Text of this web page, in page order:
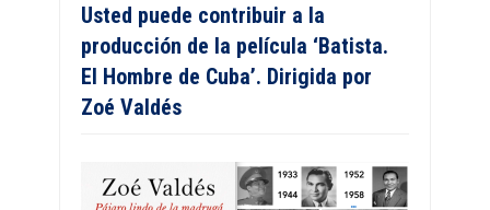
Usted puede contribuir a la
producción de la película ‘Batista.
El Hombre de Cuba’. Dirigida por
Zoé Valdés